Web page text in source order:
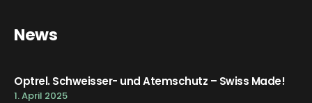
News
Optrel. Schweisser- und Atemschutz – Swiss Made!
1. April 2025